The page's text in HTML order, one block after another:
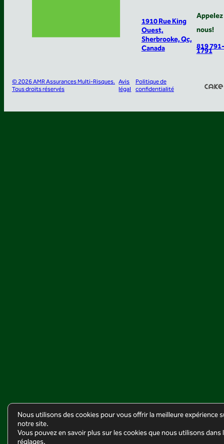
1910 Rue King
Ouest,
Sherbrooke, Qc,
Canada
Appelez
nous!
819 791-
1791
© 2026 AMR Assurances Multi-Risques.
Tous droits réservés
Avis
légal
Politique de
confidentialité
Nous utilisons des cookies pour vous offrir la meilleure expérience
notre site.
Vous pouvez en savoir plus sur les cookies que nous utilisons dans